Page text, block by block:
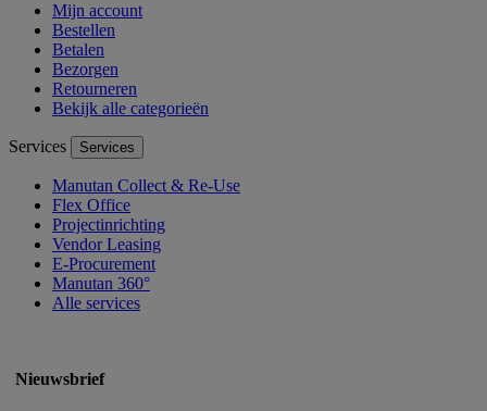
Mijn account
Bestellen
Betalen
Bezorgen
Retourneren
Bekijk alle categorieën
Services Services
Manutan Collect & Re-Use
Flex Office
Projectinrichting
Vendor Leasing
E-Procurement
Manutan 360°
Alle services
Nieuwsbrief